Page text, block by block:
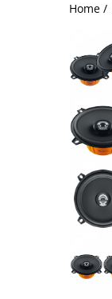
Trotinete Electrice
Mașini Electrice
Masinute Electrice
Electrice si
Aplice si Pendule
Electrocasnice
Audio & Video
Home /